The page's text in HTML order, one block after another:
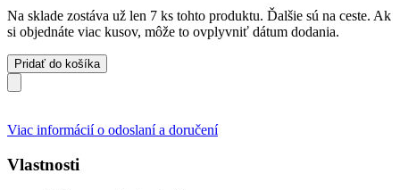
Na sklade zostáva už len 7 ks tohto produktu. Ďalšie sú na ceste. Ak
si objednáte viac kusov, môže to ovplyvniť dátum dodania.
Pridať do košíka
Viac informácií o odoslaní a doručení
Vlastnosti